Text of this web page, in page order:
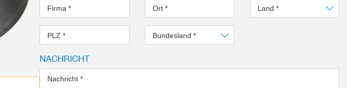
Firma* Ort * Land *
PLZ* Bundesland *
NACHRICHT
Nachricht*